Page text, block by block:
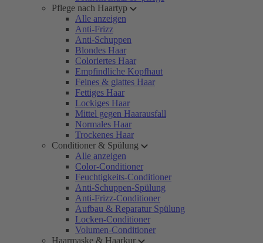
Pflege nach Haartyp
Alle anzeigen
Anti-Frizz
Anti-Schuppen
Blondes Haar
Coloriertes Haar
Empfindliche Kopfhaut
Feines & glattes Haar
Fettiges Haar
Lockiges Haar
Mittel gegen Haarausfall
Normales Haar
Trockenes Haar
Conditioner & Spülung
Alle anzeigen
Color-Conditioner
Feuchtigkeits-Conditioner
Anti-Schuppen-Spülung
Anti-Frizz-Conditioner
Aufbau & Reparatur Spülung
Locken-Conditioner
Volumen-Conditioner
Haarmaske & Haarkur